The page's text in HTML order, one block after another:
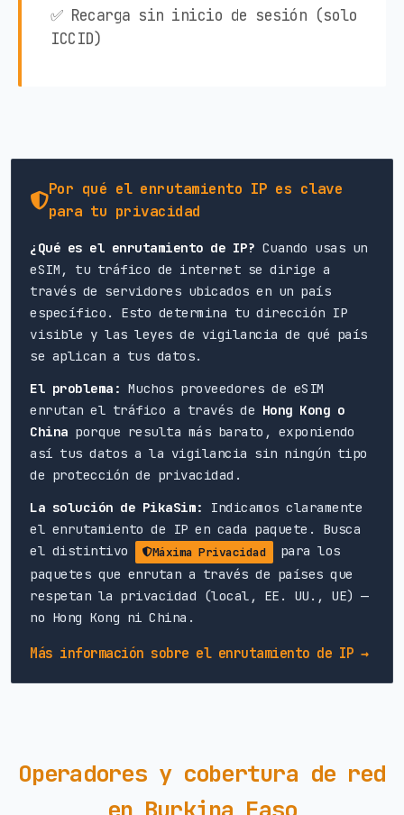
✅ Recarga sin inicio de sesión (solo
ICCID)
Por qué el enrutamiento IP es clave
para tu privacidad
¿Qué es el enrutamiento de IP? Cuando usas un
eSIM, tu tráfico de internet se dirige a
través de servidores ubicados en un país
específico. Esto determina tu dirección IP
visible y las leyes de vigilancia de qué país
se aplican a tus datos.
El problema: Muchos proveedores de eSIM
enrutan el tráfico a través de Hong Kong o
China porque resulta más barato, exponiendo
así tus datos a la vigilancia sin ningún tipo
de protección de privacidad.
La solución de PikaSim:
Indicamos claramente
el enrutamiento de IP en cada paquete. Busca
el distintivo
Máxima Privacidad
para los
paquetes que enrutan a través de países que
respetan la privacidad (local, EE. UU., UE) —
no Hong Kong ni China.
Más información sobre el enrutamiento de IP →
Operadores y cobertura de red